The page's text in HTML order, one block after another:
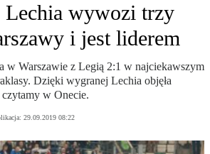
Lechia wywozi trzy
i jest liderem
w Warszawie z Legią 2:1 w najciekawszym
Dzięki wygranej Lechia objęła
w Onecie.
29.09.2019 08:22